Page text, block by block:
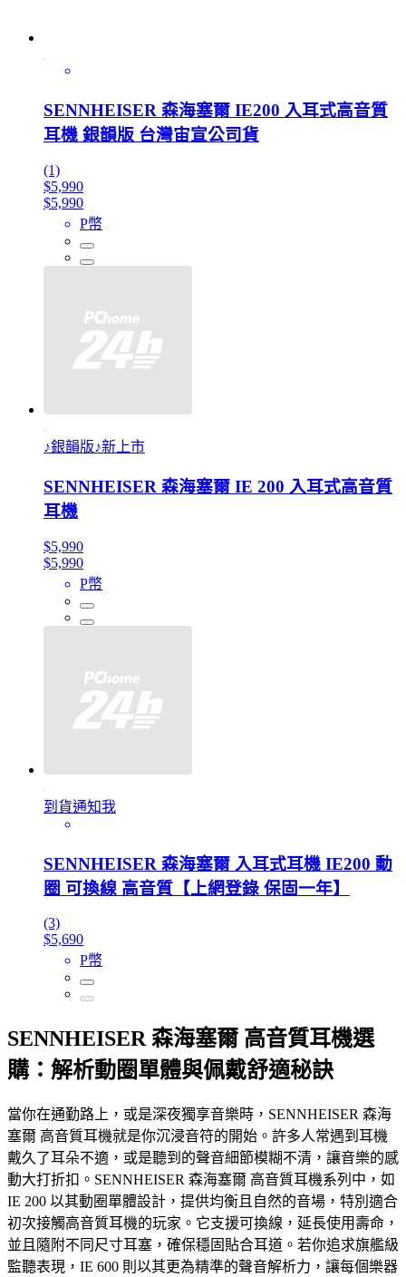
SENNHEISER 森海塞爾 IE200 入耳式高音質
耳機 銀韻版 台灣宙宣公司貨
(1)
$5,990
$5,990
P幣
♪銀韻版♪新上市
SENNHEISER 森海塞爾 IE 200 入耳式高音質
耳機
$5,990
$5,990
P幣
到貨通知我
SENNHEISER 森海塞爾 入耳式耳機 IE200 動
圈 可換線 高音質【上網登錄 保固一年】
(3)
$5,690
P幣
SENNHEISER 森海塞爾 高音質耳機選
購：解析動圈單體與佩戴舒適秘訣
當你在通勤路上，或是深夜獨享音樂時，SENNHEISER 森海
塞爾 高音質耳機就是你沉浸音符的開始。許多人常遇到耳機
戴久了耳朵不適，或是聽到的聲音細節模糊不清，讓音樂的感
動大打折扣。SENNHEISER 森海塞爾 高音質耳機系列中，如
IE 200 以其動圈單體設計，提供均衡且自然的音場，特別適合
初次接觸高音質耳機的玩家。它支援可換線，延長使用壽命，
並且隨附不同尺寸耳塞，確保穩固貼合耳道。若你追求旗艦級
監聽表現，IE 600 則以其更為精準的聲音解析力，讓每個樂器